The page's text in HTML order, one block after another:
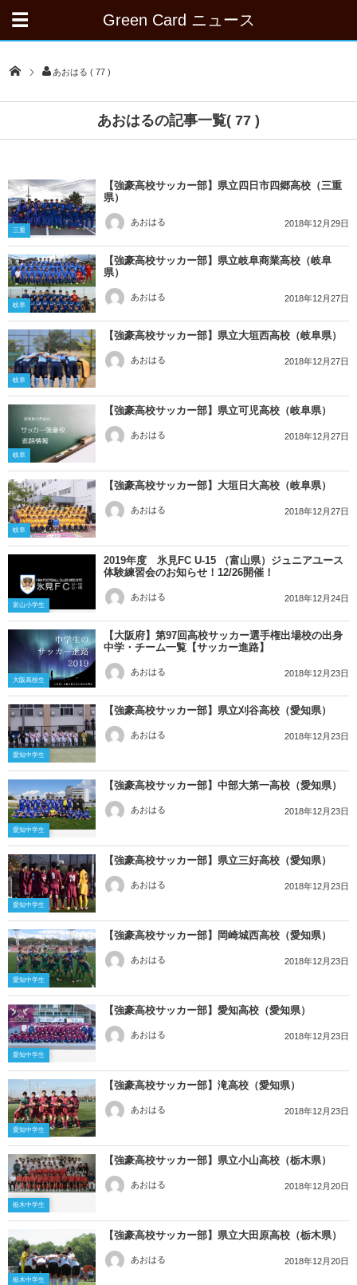
Green Card ニュース
あおはる ( 77 )
あおはるの記事一覧( 77 )
三重
【強豪高校サッカー部】県立四日市四郷高校（三重
県）
あおはる 2018年12月29日
岐阜
【強豪高校サッカー部】県立岐阜商業高校（岐阜
県）
あおはる 2018年12月27日
岐阜
【強豪高校サッカー部】県立大垣西高校（岐阜県）
あおはる 2018年12月27日
岐阜
【強豪高校サッカー部】県立可児高校（岐阜県）
あおはる 2018年12月27日
岐阜
【強豪高校サッカー部】大垣日大高校（岐阜県）
あおはる 2018年12月27日
富山小学生
2019年度 氷見FC U-15 （富山県）ジュニアユース
体験練習会のお知らせ！12/26開催！
あおはる 2018年12月24日
大阪高校生
【大阪府】第97回高校サッカー選手権出場校の出身
中学・チーム一覧【サッカー進路】
あおはる 2018年12月23日
愛知中学生
【強豪高校サッカー部】県立刈谷高校（愛知県）
あおはる 2018年12月23日
愛知中学生
【強豪高校サッカー部】中部大第一高校（愛知県）
あおはる 2018年12月23日
愛知中学生
【強豪高校サッカー部】県立三好高校（愛知県）
あおはる 2018年12月23日
愛知中学生
【強豪高校サッカー部】岡崎城西高校（愛知県）
あおはる 2018年12月23日
愛知中学生
【強豪高校サッカー部】愛知高校（愛知県）
あおはる 2018年12月23日
愛知中学生
【強豪高校サッカー部】滝高校（愛知県）
あおはる 2018年12月23日
栃木中学生
【強豪高校サッカー部】県立小山高校（栃木県）
あおはる 2018年12月20日
栃木中学生
【強豪高校サッカー部】県立大田原高校（栃木県）
あおはる 2018年12月20日